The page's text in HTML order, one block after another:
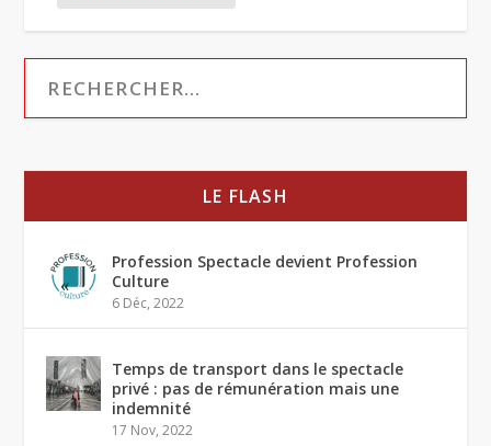
LE FLASH
Profession Spectacle devient Profession
Culture
6 Déc, 2022
Temps de transport dans le spectacle
privé : pas de rémunération mais une
indemnité
17 Nov, 2022